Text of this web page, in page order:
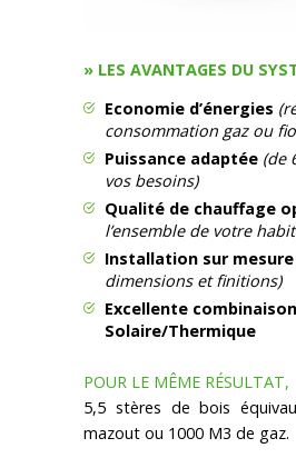
» LES AVANTAGES DU
Economie d’énergies
consommation gaz ou
Puissance adaptée (de
vos besoins)
Qualité de chauffage
l’ensemble de votre
Installation sur mesure
dimensions et finitions)
Excellente combinaison
Solaire/Thermique
POUR LE MÊME RÉSULTAT,
5,5 stères de bois
mazout ou 1000 M3 de gaz.